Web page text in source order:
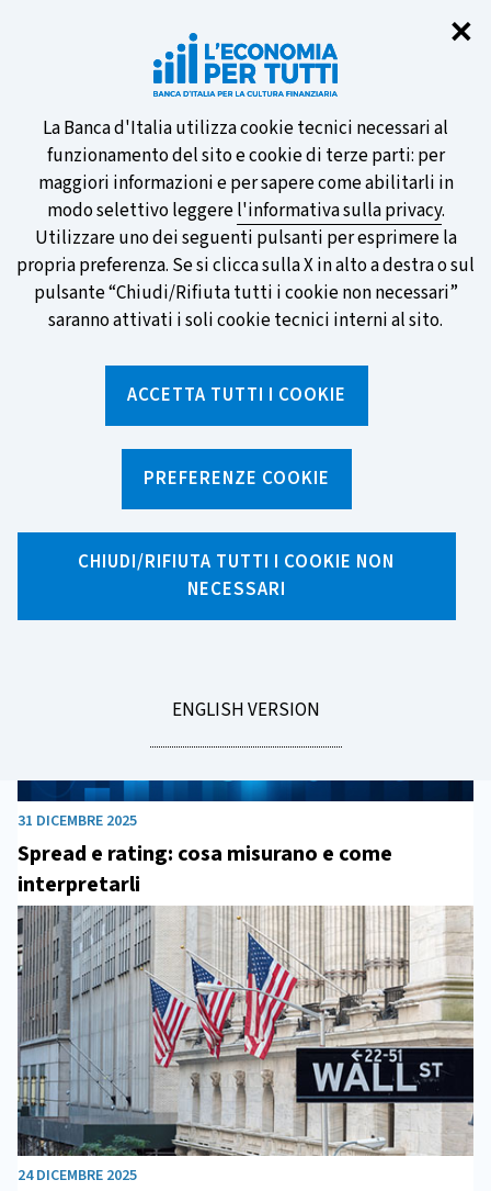
✕
Informativa
sui
cookie
La Banca d'Italia utilizza cookie tecnici necessari al
funzionamento del sito e cookie di terze parti: per
maggiori informazioni e per sapere come abilitarli in
modo selettivo leggerel'informativa sulla privacy.
Utilizzare uno dei seguenti pulsanti per esprimere la
propria preferenza. Se si clicca sulla X in alto a destra o sul
pulsante “Chiudi/Rifiuta tutti i cookie non necessari”
saranno attivati i soli cookie tecnici interni al sito.
ACCETTA TUTTI I COOKIE
PREFERENZE COOKIE
CHIUDI/RIFIUTA TUTTI I COOKIE NON
NECESSARI
GO
ENGLISH VERSION
Partecipa al sondaggio della BCE
sulle nuove banconote e vota la tua
preferita!
SCOPRI DI PIÙ
Archivio Notizie 2025
31 DICEMBRE 2025
Spread e rating: cosa misurano e come
interpretarli
24 DICEMBRE 2025